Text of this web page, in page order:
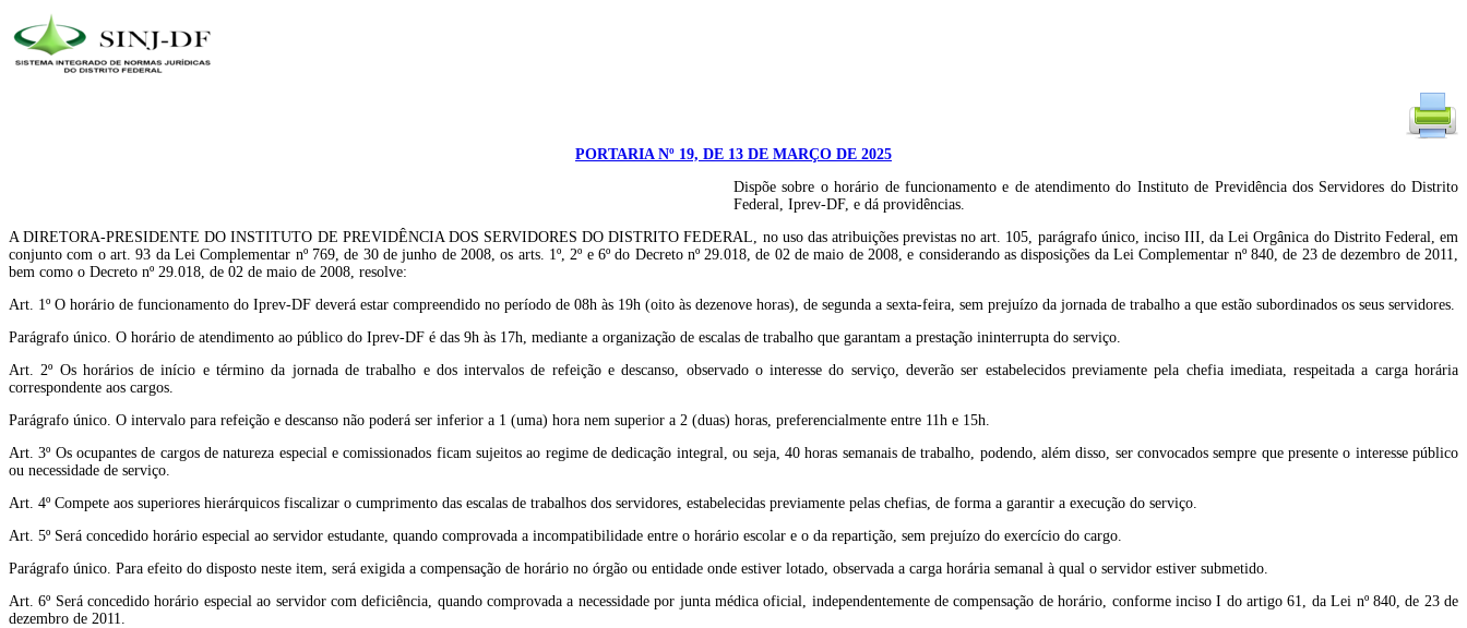
PORTARIA Nº 19, DE 13 DE MARÇO DE 2025
Dispõe sobre o horário de funcionamento e de atendimento do Instituto de Previdência dos Servidores do Distrito
Federal, Iprev-DF, e dá providências.
A DIRETORA-PRESIDENTE DO INSTITUTO DE PREVIDÊNCIA DOS SERVIDORES DO DISTRITO FEDERAL, no uso das atribuições previstas no art. 105, parágrafo único, inciso III, da Lei Orgânica do Distrito Federal, em
conjunto com o art. 93 da Lei Complementar nº 769, de 30 de junho de 2008, os arts. 1º, 2º e 6º do Decreto nº 29.018, de 02 de maio de 2008, e considerando as disposições da Lei Complementar nº 840, de 23 de dezembro de 2011,
bem como o Decreto nº 29.018, de 02 de maio de 2008, resolve:
Art. 1º O horário de funcionamento do Iprev-DF deverá estar compreendido no período de 08h às 19h (oito às dezenove horas), de segunda a sexta-feira, sem prejuízo da jornada de trabalho a que estão subordinados os seus servidores.
Parágrafo único. O horário de atendimento ao público do Iprev-DF é das 9h às 17h, mediante a organização de escalas de trabalho que garantam a prestação ininterrupta do serviço.
Art. 2º Os horários de início e término da jornada de trabalho e dos intervalos de refeição e descanso, observado o interesse do serviço, deverão ser estabelecidos previamente pela chefia imediata, respeitada a carga horária
correspondente aos cargos.
Parágrafo único. O intervalo para refeição e descanso não poderá ser inferior a 1 (uma) hora nem superior a 2 (duas) horas, preferencialmente entre 11h e 15h.
Art. 3º Os ocupantes de cargos de natureza especial e comissionados ficam sujeitos ao regime de dedicação integral, ou seja, 40 horas semanais de trabalho, podendo, além disso, ser convocados sempre que presente o interesse público
ou necessidade de serviço.
Art. 4º Compete aos superiores hierárquicos fiscalizar o cumprimento das escalas de trabalhos dos servidores, estabelecidas previamente pelas chefias, de forma a garantir a execução do serviço.
Art. 5º Será concedido horário especial ao servidor estudante, quando comprovada a incompatibilidade entre o horário escolar e o da repartição, sem prejuízo do exercício do cargo.
Parágrafo único. Para efeito do disposto neste item, será exigida a compensação de horário no órgão ou entidade onde estiver lotado, observada a carga horária semanal à qual o servidor estiver submetido.
Art. 6º Será concedido horário especial ao servidor com deficiência, quando comprovada a necessidade por junta médica oficial, independentemente de compensação de horário, conforme inciso I do artigo 61, da Lei nº 840, de 23 de
dezembro de 2011.